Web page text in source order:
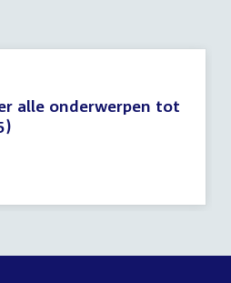
alle onderwerpen tot